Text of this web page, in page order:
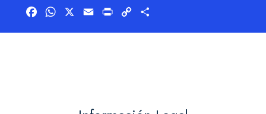
FacebookWhatsApp Email Print
Copy